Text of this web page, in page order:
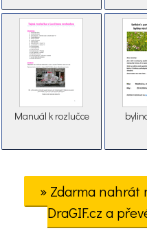
Manuál k rozlučce
» Zdarma nahrát
DraGIF.cz a